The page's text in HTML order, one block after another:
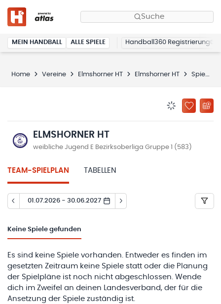
Suche
MEIN HANDBALL ALLE SPIELE Handball360 Registrierung
Home Vereine Elmshorner HT Elmshorner HT Spielplan
ZU
ELMSHORNER HT
weibliche Jugend E Bezirksoberliga Gruppe 1 (583)
TEAM-SPIELPLAN TABELLEN
01.07.2026 - 30.06.2027
Keine Spiele gefunden
Es sind keine Spiele vorhanden. Entweder es finden im
gesetzten Zeitraum keine Spiele statt oder die Planung
der Spielpläne ist noch nicht abgeschlossen. Wende
dich im Zweifel an deinen Landesverband, der für die
Ansetzung der Spiele zuständig ist.